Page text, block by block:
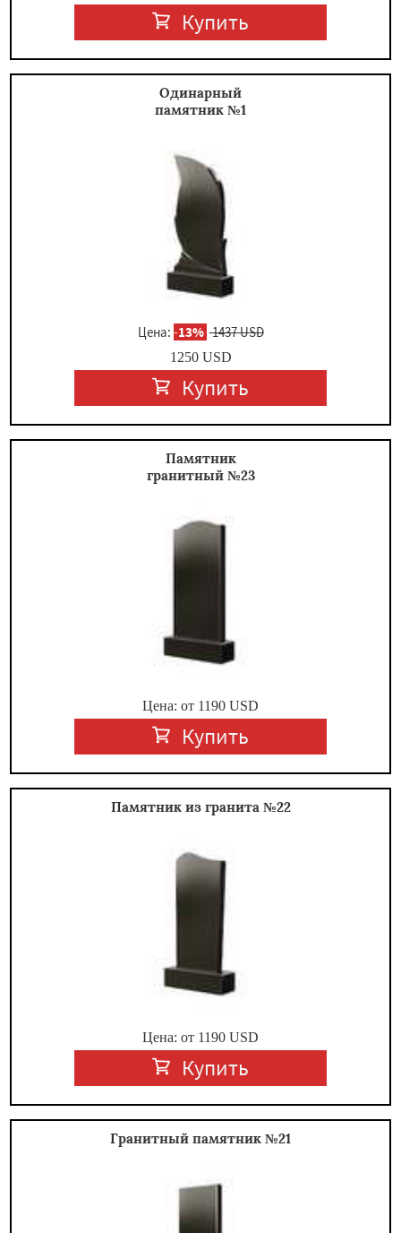
Купить
Одинарный
памятник №1
Цена: -13% 1437 USD
1250USD
Купить
Памятник
гранитный №23
Цена: от 1190 USD
Купить
Памятник из гранита №22
Цена: от 1190 USD
Купить
Гранитный памятник №21
Даю согласие на обработку персональных данных